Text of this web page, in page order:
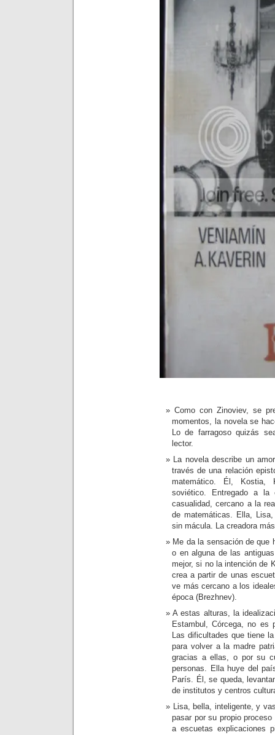
Como con Zinoviev, se
momentos, la novela se
Lo de farragoso quizás
lector.
La novela describe un
través de una relación
matemático. Él, Kostia,
soviético. Entregado a
casualidad, cercano a la
de matemáticas. Ella,
sin mácula. La creadora
Me da la sensación de que
o en alguna de las
mejor, si no la intención de
crea a partir de unas
ve más cercano a los
época (Brezhnev).
A estas alturas, la
Estambul, Córcega, no es
Las dificultades que tiene
para volver a la madre
gracias a ellas, o por su
personas. Ella huye del
París. Él, se queda,
de institutos y centros
Lisa, bella, inteligente, y
pasar por su propio
a escuetas explicaciones